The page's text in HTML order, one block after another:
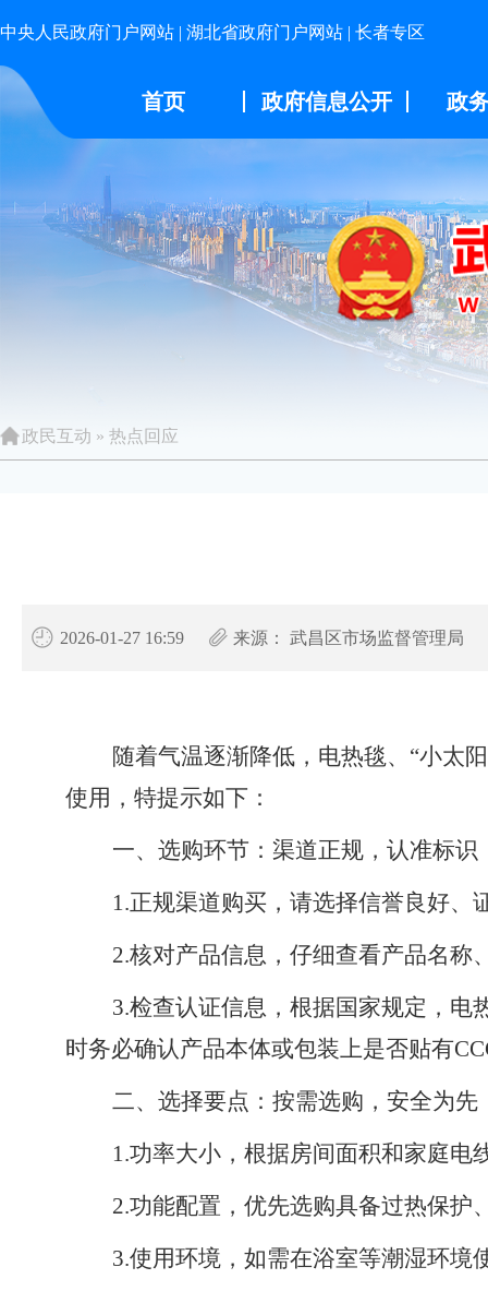
中央人民政府门户网站 | 湖北省政府门户网站 | 长者专区
首页 政府信息公开 政
政民互动 » 热点回应
2026-01-27 16:59 来源： 武昌区市场监督管理局
随着气温逐渐降低，电热毯、“小太
使用，特提示如下：
一、选购环节：渠道正规，认准标识
1.正规渠道购买，请选择信誉良好、
2.核对产品信息，仔细查看产品名称
3.检查认证信息，根据国家规定，电
时务必确认产品本体或包装上是否贴有
二、选择要点：按需选购，安全为先
1.功率大小，根据房间面积和家庭
2.功能配置，优先选购具备过热保护
3.使用环境，如需在浴室等潮湿环境